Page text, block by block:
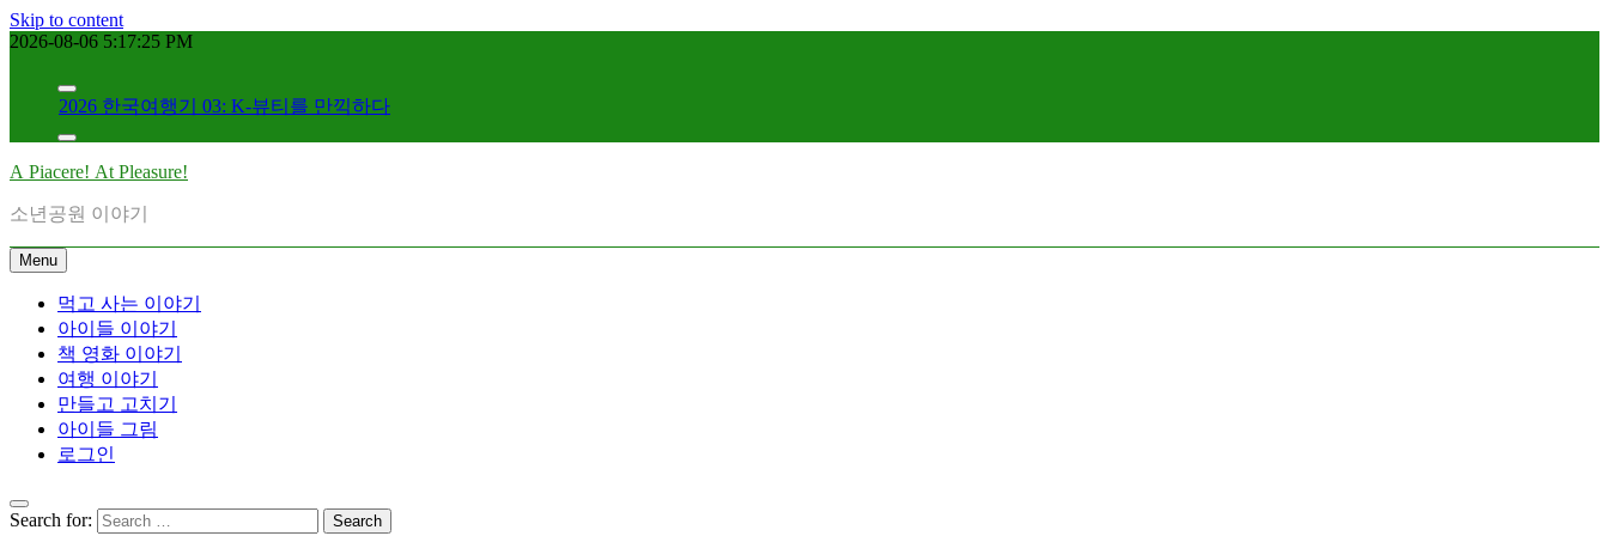
Skip to content
2026-08-06 5:17:26 PM
2026 한국여행기 02: 82쿡 덕분에 만난 사람들
2026 한국여행기 04: 내 고향 부산
대학 신입생 오리엔테이션과 남편 수술후 회복
2026 한국여행기 02: 82쿡 덕분에 만난 사람들
2026 한국여행기 04: 내 고향 부산
대학 신입생 오리엔테이션과 남편 수술후 회복
2026 한국여행기 02: 82쿡 덕분에 만난 사람들
A Piacere! At Pleasure!
소년공원 이야기
Menu
먹고 사는 이야기
아이들 이야기
책 영화 이야기
여행 이야기
만들고 고치기
아이들 그림
로그인
Search for: